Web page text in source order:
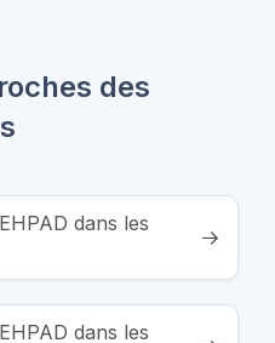
des
dans les
dans les